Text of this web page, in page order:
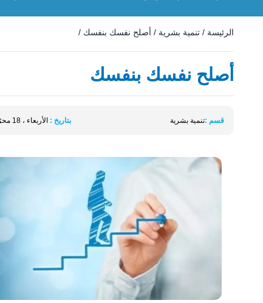
الرئيسة / تنمية بشرية / أصلح نفسك بنفسك /
أصلح نفسك بنفسك
قسم :تنمية بشرية بتاريخ : الأربعاء ، 18 محرّم ، 1446 الموافق 24 يوليو 2024